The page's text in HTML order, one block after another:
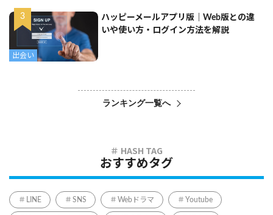
出会い
ハッピーメールアプリ版｜Web版との違
いや使い方・ログイン方法を解説
ランキング一覧へ
おすすめタグ
LINE SNS Webドラマ Youtube